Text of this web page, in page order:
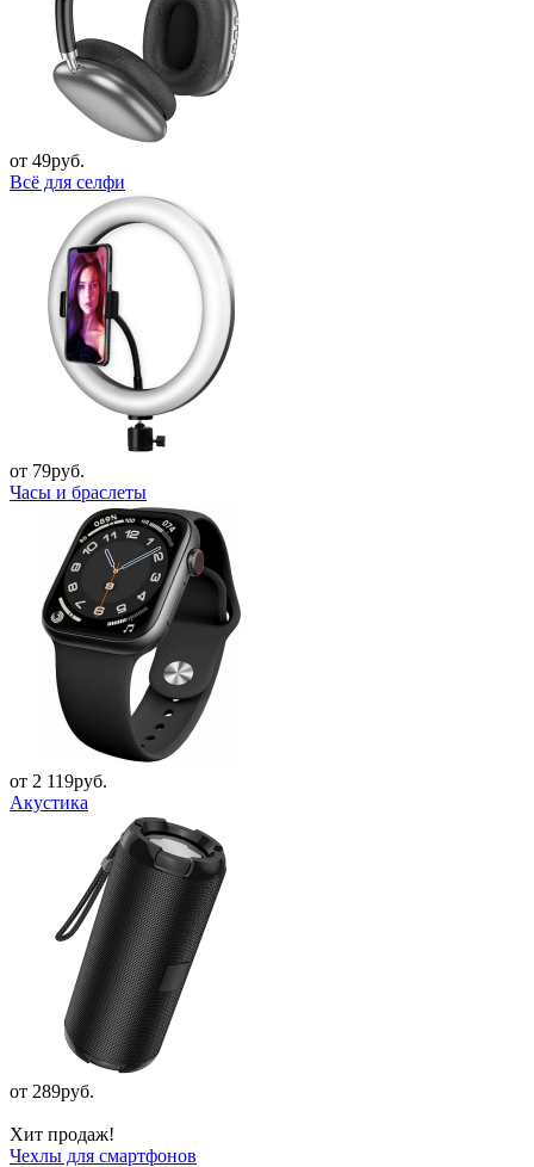
от 49руб.
Всё для селфи
от 79руб.
Часы и браслеты
от 2 119руб.
Акустика
от 289руб.
Хит продаж!
Чехлы для смартфонов